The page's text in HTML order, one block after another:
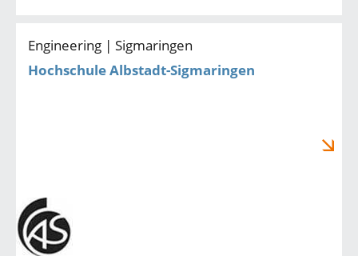
Engineering | Sigmaringen
Hochschule Albstadt-Sigmaringen